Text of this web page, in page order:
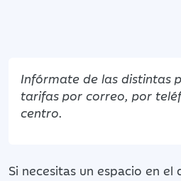
Infórmate de las distintas
tarifas por correo, por
centro.
Si necesitas un espacio en